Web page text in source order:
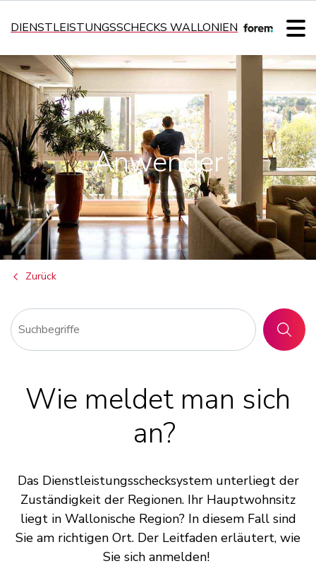
DIENSTLEISTUNGSSCHECKS WALLONIEN
Anwender
Zurück
SUCHEN
Wie meldet man sich
an?
Das Dienstleistungsschecksystem unterliegt der
Zuständigkeit der Regionen. Ihr Hauptwohnsitz
liegt in Wallonische Region? In diesem Fall sind
Sie am richtigen Ort. Der Leitfaden erläutert, wie
Sie sich anmelden!